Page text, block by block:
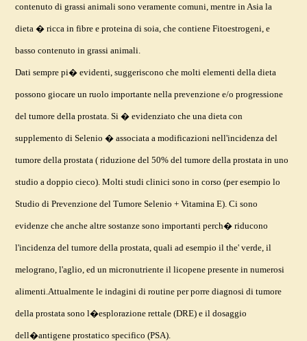
contenuto di grassi animali sono veramente comuni, mentre in Asia la
dieta � ricca in fibre e proteina di soia, che contiene Fitoestrogeni, e
basso contenuto in grassi animali.
Dati sempre pi� evidenti, suggeriscono che molti elementi della dieta
possono giocare un ruolo importante nella prevenzione e/o progressione
del tumore della prostata. Si � evidenziato che una dieta con
supplemento di Selenio � associata a modificazioni nell'incidenza del
tumore della prostata ( riduzione del 50% del tumore della prostata in uno
studio a doppio cieco). Molti studi clinici sono in corso (per esempio lo
Studio di Prevenzione del Tumore Selenio + Vitamina E). Ci sono
evidenze che anche altre sostanze sono importanti perch� riducono
l'incidenza del tumore della prostata, quali ad esempio il the' verde, il
melograno, l'aglio, ed un micronutriente il licopene presente in numerosi
alimenti.Attualmente le indagini di routine per porre diagnosi di tumore
della prostata sono l�esplorazione rettale (DRE) e il dosaggio
dell�antigene prostatico specifico (PSA).